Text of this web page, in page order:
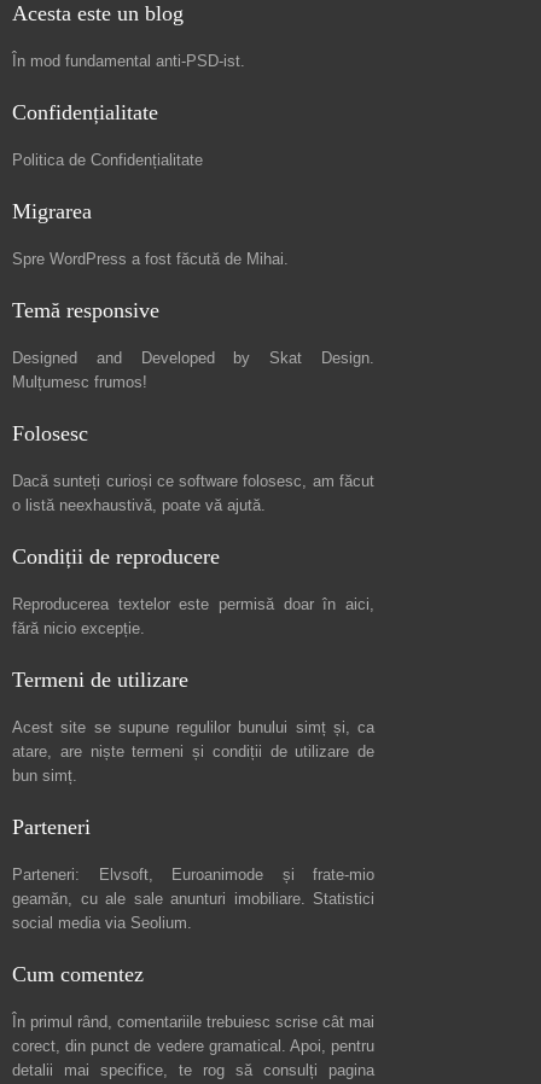
Acesta este un blog
În mod fundamental anti-PSD-ist.
Confidențialitate
Politica de Confidențialitate
Migrarea
Spre WordPress a fost făcută de Mihai.
Temă responsive
Designed and Developed by Skat Design.
Mulțumesc frumos!
Folosesc
Dacă sunteți curioși ce software folosesc, am făcut
o listă neexhaustivă, poate vă ajută.
Condiții de reproducere
Reproducerea textelor este permisă doar în aici,
fără nicio excepție.
Termeni de utilizare
Acest site se supune regulilor bunului simț și, ca
atare, are niștetermeni și condiții de utilizare de
bun simț.
Parteneri
Parteneri: Elvsoft, Euroanimode și frate-mio
geamăn, cu ale sale anunturi imobiliare. Statistici
social media via Seolium.
Cum comentez
În primul rând, comentariile trebuiesc scrise cât mai
corect, din punct de vedere gramatical. Apoi, pentru
detalii mai specifice, te rog să consulți pagina